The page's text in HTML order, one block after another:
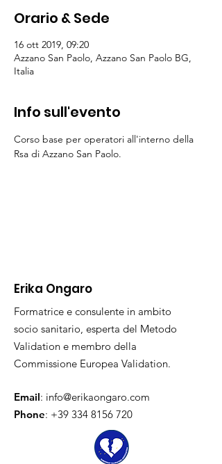
Orario & Sede
16 ott 2019, 09:20
Azzano San Paolo, Azzano San Paolo BG,
Italia
Info sull'evento
Corso base per operatori all'interno della
Rsa di Azzano San Paolo.
Erika Ongaro
Formatrice e consulente in ambito
socio sanitario, esperta del Metodo
Validation e membro della
Commissione Europea Validation.
Email: info@erikaongaro.com
Phone: +39 334 8156 720